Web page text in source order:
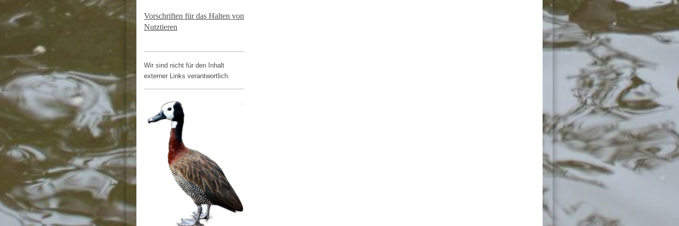
Vorschriften für das Halten von
Nutztieren
Wir sind nicht für den Inhalt
externer Links verantwortlich.